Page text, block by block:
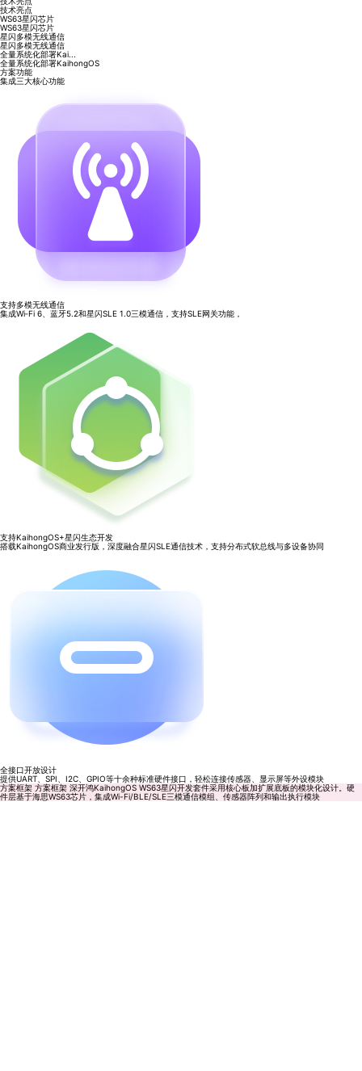
技术亮点
WS63星闪芯片
WS63星闪芯片
星闪多模无线通信
星闪多模无线通信
全量系统化部署Kai...
全量系统化部署KaihongOS
方案功能
集成三大核心功能
支持多模无线通信
集成Wi‑Fi 6、蓝牙5.2和星闪SLE 1.0三模通信，支持SLE网关功能，
支持KaihongOS+星闪生态开发
搭载KaihongOS商业发行版，深度融合星闪SLE通信技术，支持分布式软总线与多设备协同
全接口开放设计
提供UART、SPI、I2C、GPIO等十余种标准硬件接口，轻松连接传感器、显示屏等外设模块
方案框架 方案框架 深开鸿KaihongOS WS63星闪开发套件采用核心板加扩展底板的模块化设计。硬
件层基于海思WS63芯片，集成Wi-Fi/BLE/SLE三模通信模组、传感器阵列和输出执行模块